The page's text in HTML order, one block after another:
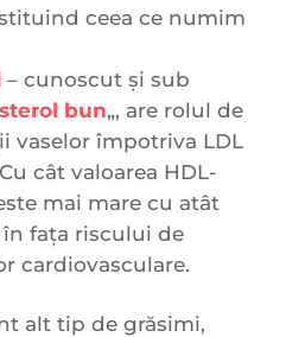
ceea ce numim
– cunoscut şi sub
bun„, are rolul de
vaselor împotriva LDL
cât valoarea HDL-
mai mare cu atât
faţa riscului de
cardiovasculare.
alt tip de grăsimi,